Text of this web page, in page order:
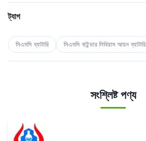
ট্যাগ
সিএমসি ব্যাটারি সিএমসি বাইন্ডার লিথিয়াম আয়ন ব্যাটারি
সংশ্লিষ্ট পণ্য